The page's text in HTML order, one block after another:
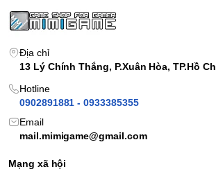
CÁC TÍNH NĂNG CHÍNH CỦA PHIÊN
Địa chỉ
13 Lý Chính Thắng, P.Xuân Hòa, TP.Hồ
Hotline
0902891881 - 0933385355
Email
mail.mimigame@gmail.com
Mạng xã hội